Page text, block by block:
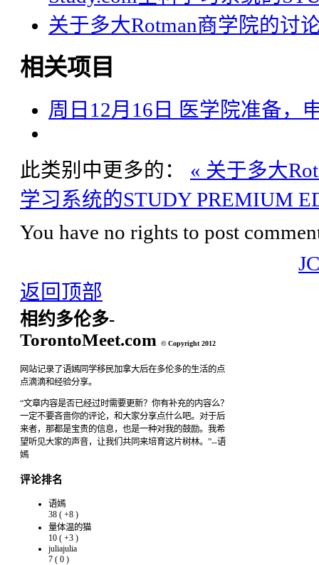
关于多大Rotman商学院的讨
相关项目
周日12月16日 医学院准备，
此类别中更多的：
« 关于多大
学习系统的STUDY PREMIUM
You have no rights to post
返回顶部
相约多伦多-
TorontoMeet.com
© Copyright 2012
网站记录了语嫣同学移民加拿大后在多伦多的生活的点
点滴滴和经验分享。
“文章内容是否已经过时需要更新？你有补充的内容么？
一定不要吝啬你的评论，和大家分享点什么吧。对于后
来者，那都是宝贵的信息，也是一种对我的鼓励。我希
望听见大家的声音，让我们共同来培育这片树林。”--语
嫣
评论排名
语嫣
38 ( +8 )
量体温的猫
10 ( +3 )
juliajulia
7 ( 0 )